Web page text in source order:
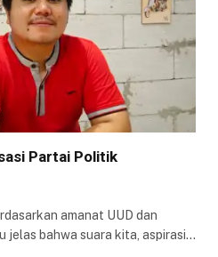
Partai Politik
amanat UUD dan
jelas bahwa suara kita, aspirasi…